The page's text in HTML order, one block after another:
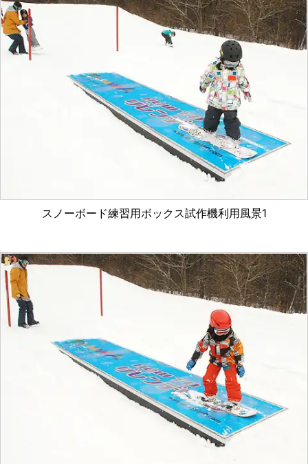
スノーボード練習用ボックス試作機利用風景1